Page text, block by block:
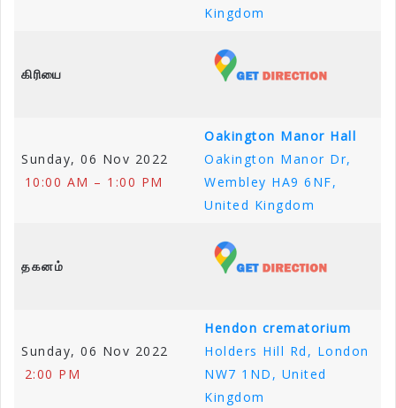
Kingdom
கிரியை
Sunday, 06 Nov 2022
10:00 AM – 1:00 PM
Oakington Manor Hall
Oakington Manor Dr,
Wembley HA9 6NF,
United Kingdom
தகனம்
Sunday, 06 Nov 2022
2:00 PM
Hendon crematorium
Holders Hill Rd, London
NW7 1ND, United
Kingdom